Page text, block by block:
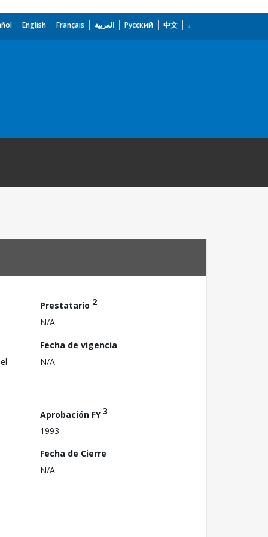
English Français العربية Русский 中文
Prestatario 2
N/A
Fecha de vigencia
N/A
Aprobación FY3
1993
Fecha de Cierre
N/A